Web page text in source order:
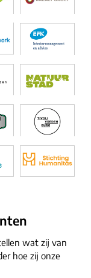
wat zij van
hoe zij onze